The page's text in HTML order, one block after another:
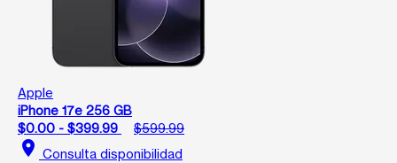
Apple
iPhone 17e 256 GB
$0.00 - $399.99
$599.99
location_on Consulta disponibilidad